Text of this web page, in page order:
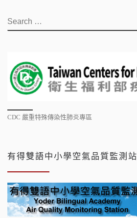
SEARCH
CDC 嚴重特殊傳染性肺炎專區
有得雙語中小學空氣品質監測站